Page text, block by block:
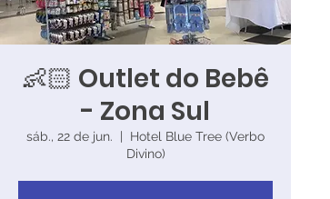
👶🏻 Outlet do Bebê
- Zona Sul
sáb., 22 de jun.
Hotel Blue Tree (Verbo
Divino)